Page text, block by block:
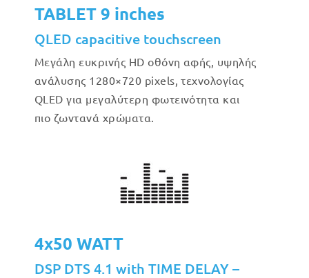
TABLET 9 inches
QLED capacitive touchscreen
Μεγάλη ευκρινής HD οθόνη αφής, υψηλής
ανάλυσης 1280×720 pixels, τεχνολογίας
QLED για μεγαλύτερη φωτεινότητα και
πιο ζωντανά χρώματα.
4x50 WATT
DSP DTS 4.1 with TIME DELAY –